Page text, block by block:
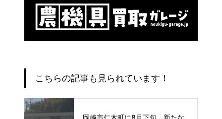
こちらの記事も見られています！